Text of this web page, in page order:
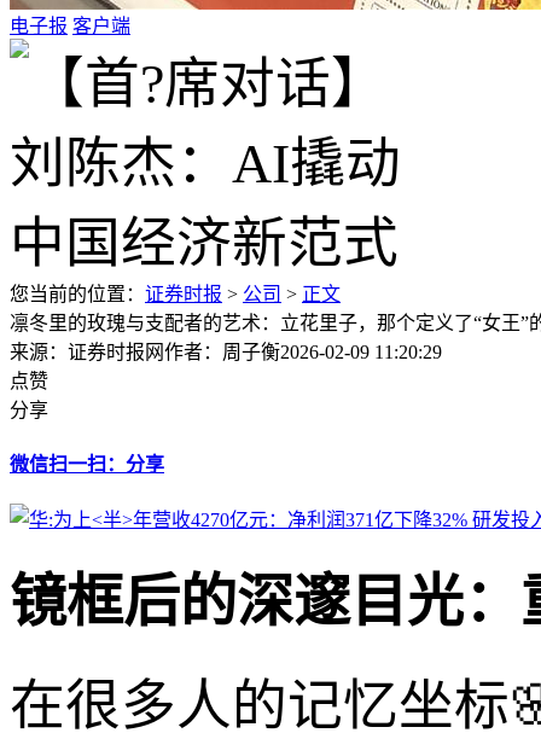
电子报 客户端
您当前的位置： 证券时报 > 公司 > 正文
凛冬里的玫瑰与支配者的艺术：立花里子，那个定义了“女王”
来源：证券时报网作者：周子衡2026-02-09 11:20:29
点赞
分享
微信扫一扫：分享
镜框后的深邃目光
在很多人的记忆坐标